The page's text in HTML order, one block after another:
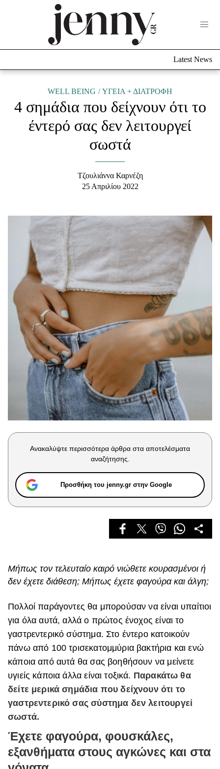
Culture
Fashion
Shopping
Beauty - Ομορφιά
Μαλλιά - Νύχια
Μακιγιάζ
Beauty News
Well being
Ψυχολογία
Υγεία + Διατροφή
Σχέσεις & Σεξ
Fitness
Woman Power
Parenting
Working Girl
Real Women
Πρόσωπα
Celebrities
True Stories
Ask the Guru
Success Stories
Living
Cooking
Green
Αφιερώματα
ΒΟΞ
Χωρίς Ταμπέλες
Women's Forum
Latest News
WELL BEING ΥΓΕΙΑ + ΔΙΑΤΡΟΦΗ
4 σημάδια που δείχνουν ότι το
έντερό σας δεν λειτουργεί
σωστά
Τζουλιάννα Καρνέζη
25 Απριλίου 2022
Ανακαλύψτε περισσότερα άρθρα στα αποτελέσματα
αναζήτησης.
Προσθήκη του jenny.gr στην Google
Μήπως τον τελευταίο καιρό νιώθετε κουρασμένοι ή
δεν έχετε διάθεση; Μήπως έχετε φαγούρα και άλγη;
Πολλοί παράγοντες θα μπορούσαν να είναι υπαίτιοι
για όλα αυτά, αλλά ο πρώτος ένοχος είναι το
γαστρεντερικό σύστημα. Στο έντερο κατοικούν
πάνω από 100 τρισεκατομμύρια βακτήρια και ενώ
κάποια από αυτά θα σας βοηθήσουν να μείνετε
υγιείς κάποια άλλα είναι τοξικά. Παρακάτω θα
δείτε μερικά σημάδια που δείχνουν ότι το
γαστρεντερικό σας σύστημα δεν λειτουργεί
σωστά.
Έχετε φαγούρα, φουσκάλες,
εξανθήματα στους αγκώνες και στα